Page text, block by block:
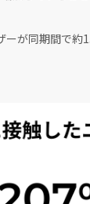
が同期間で